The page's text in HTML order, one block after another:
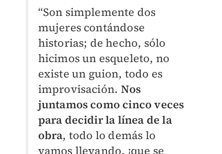
“Son simplemente dos
mujeres contándose
historias; de hecho, sólo
hicimos un esqueleto, no
existe un guion, todo es
improvisación. Nos
juntamos como cinco veces
para decidir la línea de la
obra, todo lo demás lo
vamos llevando, ¡que se